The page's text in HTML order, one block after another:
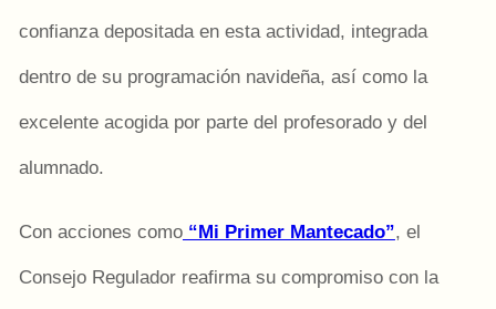
confianza depositada en esta actividad, integrada
dentro de su programación navideña, así como la
excelente acogida por parte del profesorado y del
alumnado.
Con acciones como“Mi Primer Mantecado”, el
Consejo Regulador reafirma su compromiso con la